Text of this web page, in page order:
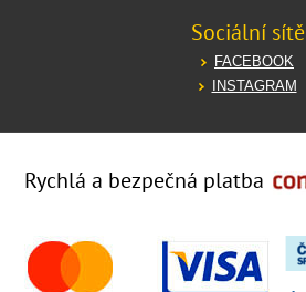
Sociální sítě
FACEBOOK
INSTAGRAM
Rychlá a bezpečná platba